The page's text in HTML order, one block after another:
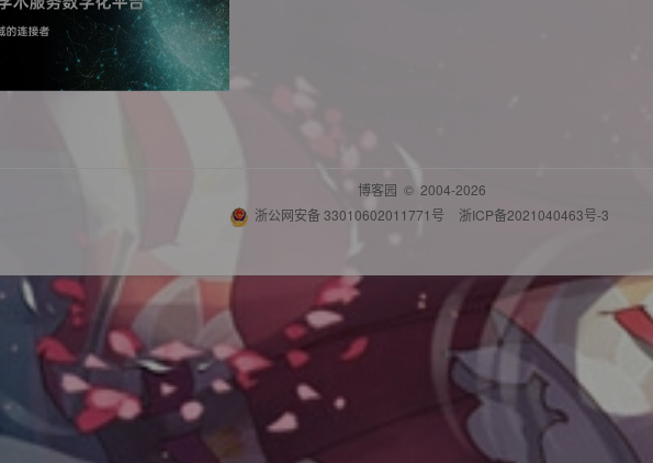
博客园 © 2004-2026
浙公网安备 33010602011771号
浙ICP备2021040463号-3